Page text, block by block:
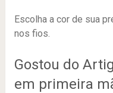
Escolha a cor de sua
nos fios.
Gostou do
em primeira